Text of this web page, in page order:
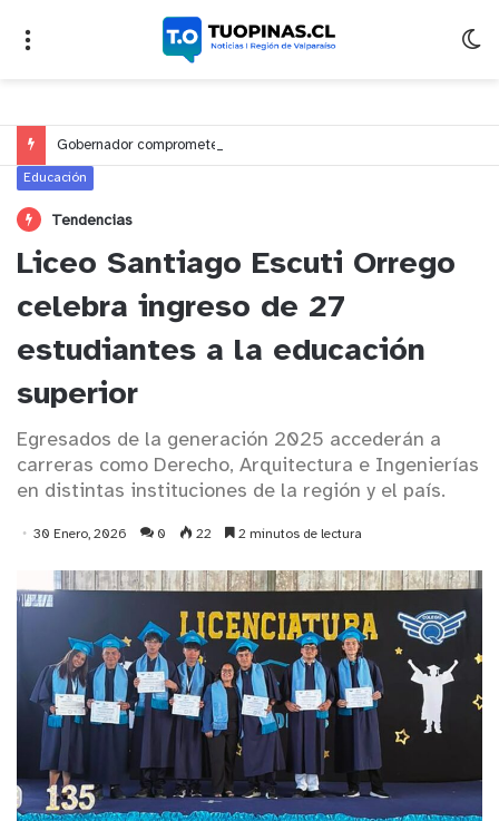
Educación
Tendencias
Liceo Santiago Escuti Orrego
celebra ingreso de 27
estudiantes a la educación
superior
Egresados de la generación 2025 accederán a
carreras como Derecho, Arquitectura e Ingenierías
en distintas instituciones de la región y el país.
30 Enero, 2026 0 22 2 minutos de lectura